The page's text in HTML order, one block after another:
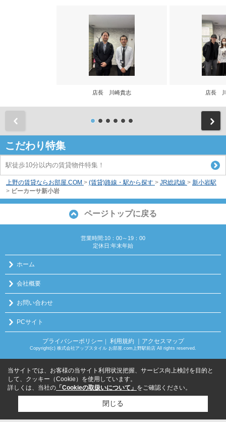
店長 川崎貴志 店長
こだわり特集
駅徒歩10分以内の賃貸物件特集！
上野の賃貸ならお部屋.COM > (賃貸)路線・駅から探す > JR総武線 > 新小岩駅
> ビーカーサ新小岩
ページトップに戻る
営業時間:10：00～19：00
定休日:年末年始
ホーム
会社概要
お問い合わせ
PCサイト
プライバシーポリシー 利用規約 ｜アクセスマップ
Copyright(c) 株式会社アップスタイル お部屋.com上野駅前店 All rights reserved.
当サイトでは、お客様の当サイト利用状況把握、サービス向上検討を目的と
して、クッキー（Cookie）を使用しています。
詳しくは、当社の 「Cookieの取扱いについて」 をご確認ください。
閉じる